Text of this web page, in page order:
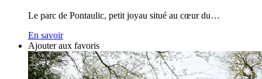
Le parc de Pontaulic, petit joyau situé au cœur du…
En savoir
Ajouter aux favoris